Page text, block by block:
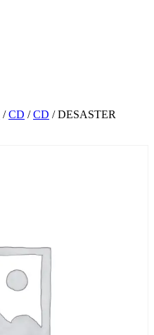
/CD /CD / DESASTER